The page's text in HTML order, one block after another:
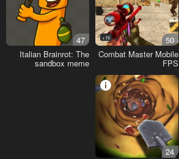
50
16+
Combat Master Mobile
FPS
47
Italian Brainrot: The
sandbox meme
24